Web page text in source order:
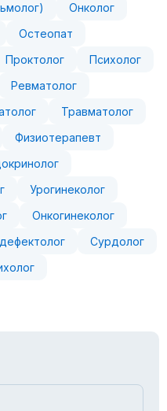
Онколог
Остеопат
Проктолог
Психолог
Ревматолог
Травматолог
Физиотерапевт
Урогинеколог
Онкогинеколог
Сурдолог